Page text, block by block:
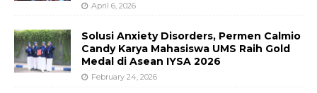
April 6, 2026
Solusi Anxiety Disorders, Permen Calmio
Candy Karya Mahasiswa UMS Raih Gold
Medal di Asean IYSA 2026
February 24, 2026